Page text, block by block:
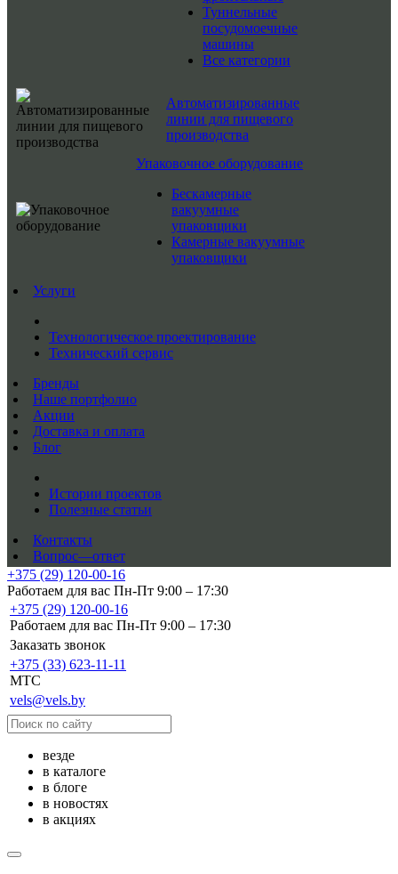
Туннельные
посудомоечные
машины
Все категории
Автоматизированные
линии для пищевого
производства
Упаковочное оборудование
Бескамерные
вакуумные
упаковщики
Камерные вакуумные
упаковщики
Услуги
Технологическое проектирование
Технический сервис
Бренды
Наше портфолио
Акции
Доставка и оплата
Блог
Истории проектов
Полезные статьи
Контакты
Вопрос—ответ
+375 (29) 120-00-16
Работаем для вас Пн-Пт 9:00 – 17:30
+375 (29) 120-00-16
Работаем для вас Пн-Пт 9:00 – 17:30
Заказать звонок
+375 (33) 623-11-11
MTC
vels@vels.by
везде
в каталоге
в блоге
в новостях
в акциях